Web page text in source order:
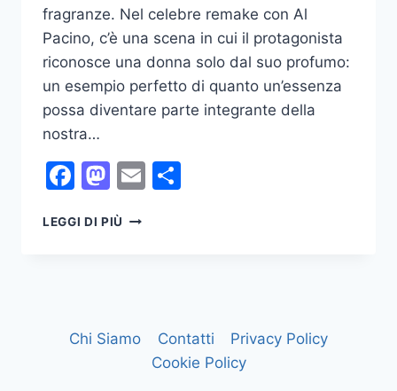
fragranze. Nel celebre remake con Al
Pacino, c’è una scena in cui il protagonista
riconosce una donna solo dal suo profumo:
un esempio perfetto di quanto un’essenza
possa diventare parte integrante della
nostra…
Facebook
Mastodon
Email
LEGGI DI PIÙ PROFUMI:
RAPPRESENTA
Chi Siamo Contatti
Privacy Policy
Cookie Policy